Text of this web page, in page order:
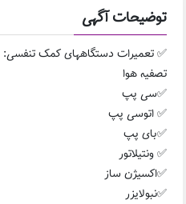
توضیحات آگهی
✅ تعمیرات دستگاههای کمک تنفسی:
تصفیه هوا
✅سی پپ
✅ اتوسی پپ
✅بای پپ
✅ ونتیلاتور
✅اکسیژن ساز
✅نبولایزر